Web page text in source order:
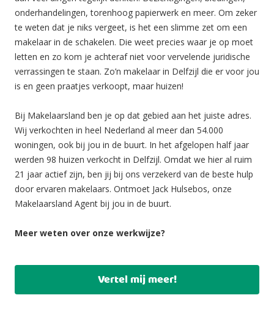
onderhandelingen, torenhoog papierwerk en meer. Om zeker
te weten dat je niks vergeet, is het een slimme zet om een
makelaar in de schakelen. Die weet precies waar je op moet
letten en zo kom je achteraf niet voor vervelende juridische
verrassingen te staan. Zo’n makelaar in Delfzijl die er voor jou
is en geen praatjes verkoopt, maar huizen!
Bij Makelaarsland ben je op dat gebied aan het juiste adres.
Wij verkochten in heel Nederland al meer dan 54.000
woningen, ook bij jou in de buurt. In het afgelopen half jaar
werden 98 huizen verkocht in Delfzijl. Omdat we hier al ruim
21 jaar actief zijn, ben jij bij ons verzekerd van de beste hulp
door ervaren makelaars. Ontmoet Jack Hulsebos, onze
Makelaarsland Agent bij jou in de buurt.
Meer weten over onze werkwijze?
Vertel mij meer!